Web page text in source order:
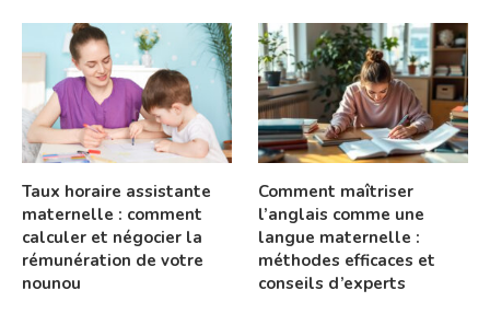
Taux horaire assistante
maternelle : comment
calculer et négocier la
rémunération de votre
nounou
Comment maîtriser
l’anglais comme une
langue maternelle :
méthodes efficaces et
conseils d’experts